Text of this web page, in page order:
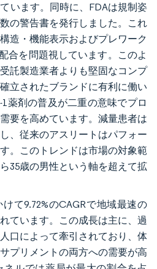
います。同時に、FDAは規制姿
の警告書を発行しました。これ
造・機能表示およびプレワーク
合を問題視しています。このよ
託製造業者よりも堅固なコンプ
立されたブランドに有利に働い
薬剤の普及が二重の意味でプロ
要を高めています。減量患者は
、従来のアスリートはパフォー
。このトレンドは市場の対象範
35歳の男性という軸を超えて拡
て9.72%のCAGRで地域最速の
ています。この成長は主に、過
口によって牽引されており、体
プリメントの両方への需要が高